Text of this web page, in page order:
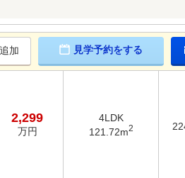
加 見学予約をする
2,299
万円
4LDK
121.72m2